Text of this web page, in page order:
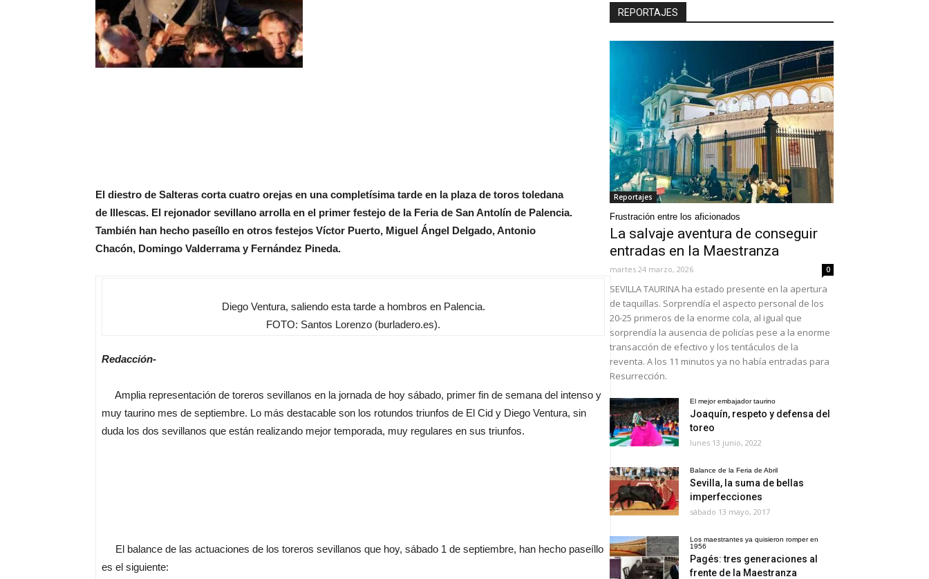
El diestro de Salteras corta cuatro orejas en una completísima tarde en la plaza de toros toledana
de Illescas. El rejonador sevillano arrolla en el primer festejo de la Feria de San Antolín de Palencia.
También han hecho paseíllo en otros festejos Víctor Puerto, Miguel Ángel Delgado, Antonio
Chacón, Domingo Valderrama y Fernández Pineda.
Diego Ventura, saliendo esta tarde a hombros en Palencia.
FOTO: Santos Lorenzo (burladero.es).
Redacción-
Amplia representación de toreros sevillanos en la jornada de hoy sábado, primer fin de semana del intenso y
muy taurino mes de septiembre. Lo más destacable son los rotundos triunfos de El Cid y Diego Ventura, sin
duda los dos sevillanos que están realizando mejor temporada, muy regulares en sus triunfos.
El balance de las actuaciones de los toreros sevillanos que hoy, sábado 1 de septiembre, han hecho paseíllo
es el siguiente:
REPORTAJES
Reportajes
Frustración entre los aficionados
La salvaje aventura de conseguir
entradas en la Maestranza
martes 24 marzo, 2026 0
SEVILLA TAURINA ha estado presente en la apertura
de taquillas. Sorprendía el aspecto personal de los
20-25 primeros de la enorme cola, al igual que
sorprendía la ausencia de policías pese a la enorme
transacción de efectivo y los tentáculos de la
reventa. A los 11 minutos ya no había entradas para
Resurrección.
El mejor embajador taurino
Joaquín, respeto y defensa del
toreo
lunes 13 junio, 2022
Balance de la Feria de Abril
Sevilla, la suma de bellas
imperfecciones
sábado 13 mayo, 2017
Los maestrantes ya quisieron romper en
1956
Pagés: tres generaciones al
frente de la Maestranza